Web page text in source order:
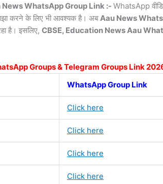
News WhatsApp Group Link :-WhatsApp
करने के लिए भी आवश्यक है। अब Aau News
है। इसलिए,CBSE, Education News Aau
Groups & Telegram Groups Link
WhatsApp Group Link
Click here
Click here
Click here
Click here